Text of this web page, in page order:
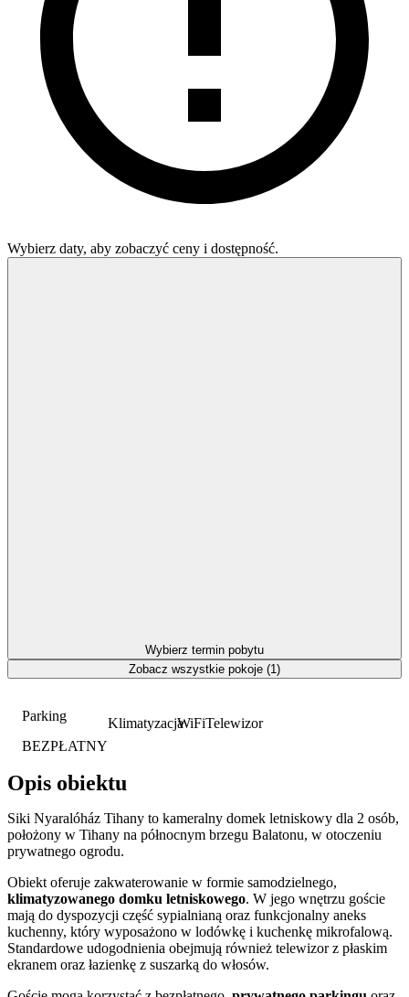
Parking
BEZPŁATNY
KlimatyzacjaWiFiTelewizor
Opis obiektu
Siki Nyaralóház Tihany to kameralny domek letniskowy dla 2 osób,
położony w Tihany na północnym brzegu Balatonu, w otoczeniu
prywatnego ogrodu.
Obiekt oferuje zakwaterowanie w formie samodzielnego,
klimatyzowanego domku letniskowego. W jego wnętrzu goście
mają do dyspozycji część sypialnianą oraz funkcjonalny aneks
kuchenny, który wyposażono w lodówkę i kuchenkę mikrofalową.
Standardowe udogodnienia obejmują również telewizor z płaskim
ekranem oraz łazienkę z suszarką do włosów.
Wybierz daty, aby zobaczyć ceny i dostępność.
Wybierz termin pobytu
Zobacz wszystkie pokoje (1)